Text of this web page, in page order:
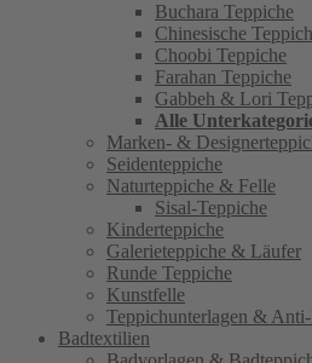
Buchara Teppiche
Chinesische
Choobi Teppiche
Farahan Teppiche
Gabbeh & Lori
Alle
Marken- &
Seidenteppiche
Naturteppiche & Felle
Sisal-Teppiche
Kinderteppiche
Galerieteppiche & Läufer
Runde Teppiche
Kunstfelle
Teppichunterlagen &
Badtextilien